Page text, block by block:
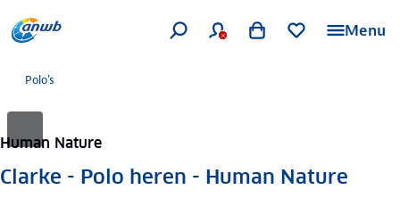
Menu
Polo's
Human Nature
Clarke - Polo heren - Human Nature